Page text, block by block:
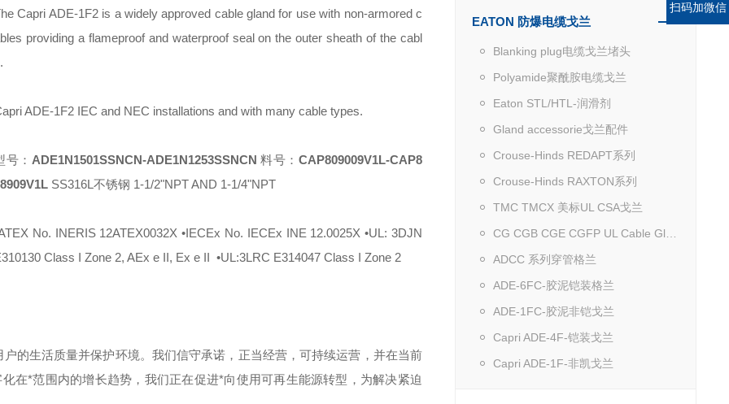
EATON 防爆电缆戈兰
Blanking plug电缆戈兰堵头
Polyamide聚酰胺电缆戈兰
Eaton STL/HTL-润滑剂
Gland accessorie戈兰配件
Crouse-Hinds REDAPT系列
Crouse-Hinds RAXTON系列
TMC TMCX 美标UL CSA戈兰
ADCC 系列穿管格兰
ADE-6FC-胶泥铠装格兰
ADE-1FC-胶泥非铠戈兰
Capri ADE-4F-铠装戈兰
Capri ADE-1F-非凯戈兰
Capri ADE-1F2 is a widely approved cable gland for use with non-armored c
providing a flameproof and waterproof seal on the outer sheath of the cabl
ADE-1F2 IEC and NEC installations and with many cable types.
号： ADE1N1501SSNCN-ADE1N1253SSNCN 料号： CAP809009V1L-CAP8
SS316L不锈钢 1-1/2"NPT AND 1-1/4"NPT
No. INERIS 12ATEX0032X •IECEx No. IECEx INE 12.0025X •UL: 3DJN
Class I Zone 2, AEx e II, Ex e II •UL:3LRC E314047 Class I Zone 2
的生活质量并保护环境。我们信守承诺，正当经营，可持续运营，并在当前
在*范围内的增长趋势，我们正在促进*向使用可再生能源转型，为解决紧迫
扫码加微信